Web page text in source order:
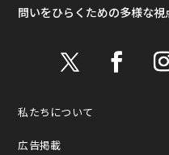
問いをひらくための多様な視
私たちについて
広告掲載